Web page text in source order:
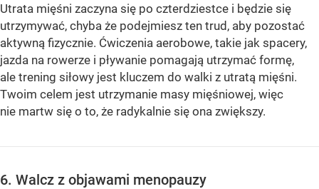
Utrata mięśni zaczyna się po czterdziestce i będzie się
utrzymywać, chyba że podejmiesz ten trud, aby pozostać
aktywną fizycznie. Ćwiczenia aerobowe, takie jak spacery,
jazda na rowerze i pływanie pomagają utrzymać formę,
ale trening siłowy jest kluczem do walki z utratą mięśni.
Twoim celem jest utrzymanie masy mięśniowej, więc
nie martw się o to, że radykalnie się ona zwiększy.
6. Walcz z objawami menopauzy